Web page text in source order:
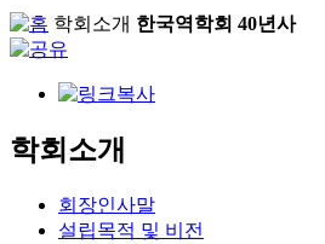
학회소개 한국역학회 40년사
학회소개
회장인사말
설립목적 및 비전